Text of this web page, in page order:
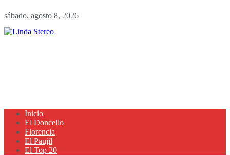
sábado, agosto 8, 2026
Inicio
El Doncello
Florencia
El Paujil
El Top 20